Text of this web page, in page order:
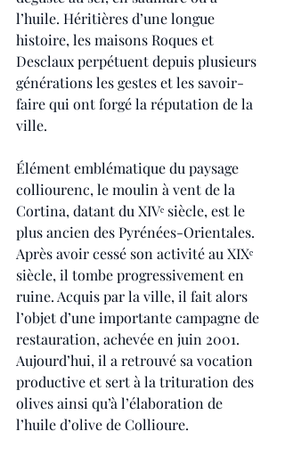
l’huile. Héritières d’une longue
histoire, les maisons Roques et
Desclaux perpétuent depuis plusieurs
générations les gestes et les savoir-
faire qui ont forgé la réputation de la
ville.
Élément emblématique du paysage
colliourenc, le moulin à vent de la
Cortina, datant du XIVᵉ siècle, est le
plus ancien des Pyrénées-Orientales.
Après avoir cessé son activité au XIXᵉ
siècle, il tombe progressivement en
ruine. Acquis par la ville, il fait alors
l’objet d’une importante campagne de
restauration, achevée en juin 2001.
Aujourd’hui, il a retrouvé sa vocation
productive et sert à la trituration des
olives ainsi qu’à l’élaboration de
l’huile d’olive de Collioure.